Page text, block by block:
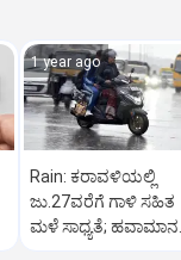
1 year ago
Rain: ಕರಾವಳಿಯಲ್ಲಿ
ಜು.27ವರೆಗೆ ಗಾಳಿ ಸಹಿತ
ಮಳೆ ಸಾಧ್ಯತೆ; ಹವಾಮಾನ